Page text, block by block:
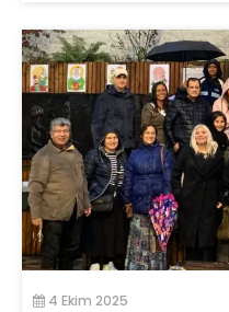
4 Ekim 2025